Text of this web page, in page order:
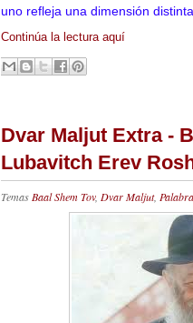
uno refleja una dimensión
Continúa la lectura aquí
Dvar Maljut Extra -
Lubavitch Erev
Temas Baal Shem Tov, Dvar Maljut,